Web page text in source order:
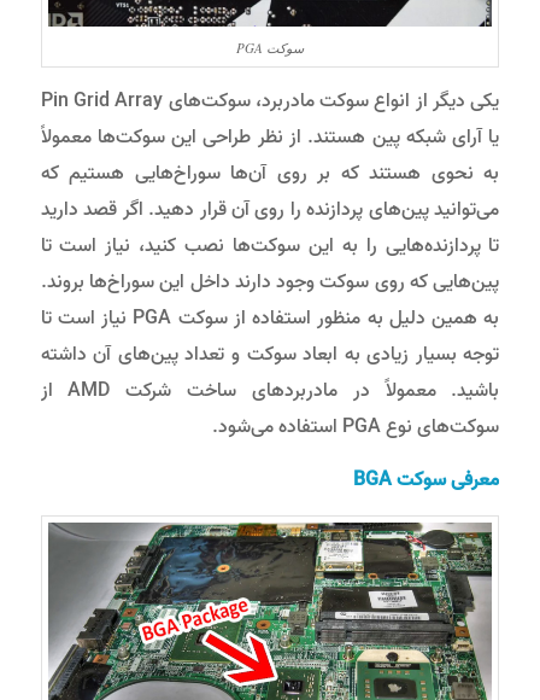
سوکت PGA
یکی دیگر از انواع سوکت مادربرد، سوکت‌های Pin Grid Array
یا آرای شبکه پین هستند. از نظر طراحی این سوکت‌ها معمولاً
به نحوی هستند که بر روی آن‌ها سوراخ‌هایی هستیم که
می‌توانید پین‌های پردازنده را روی آن قرار دهید. اگر قصد دارید
تا پردازنده‌هایی را به این سوکت‌ها نصب کنید، نیاز است تا
پین‌هایی که روی سوکت وجود دارند داخل این سوراخ‌ها بروند.
به همین دلیل به منظور استفاده از سوکت PGA نیاز است تا
توجه بسیار زیادی به ابعاد سوکت و تعداد پین‌های آن داشته
باشید. معمولاً در مادربردهای ساخت شرکت AMD از
سوکت‌های نوع PGA استفاده می‌شود.
معرفی سوکتBGA